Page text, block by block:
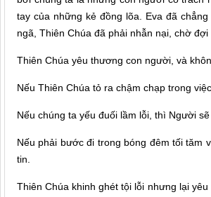
tay của những kẻ đồng lõa. Eva đã
ngã, Thiên Chúa đã phải nhẫn nại, chờ
Thiên Chúa yêu thương con người, và
Nếu Thiên Chúa tỏ ra chậm chạp trong
Nếu chúng ta yếu đuối lầm lỗi, thì Người
Nếu phải bước đi trong bóng đêm tối tăm
tin.
Thiên Chúa khinh ghét tội lỗi nhưng lại